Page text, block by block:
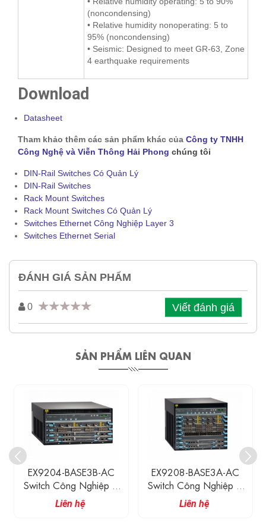
(noncondensing)
• Relative humidity nonoperating: 5 to
95% (noncondensing)
• Seismic: Designed to meet GR-63, Zone
4 earthquake requirements
Download
Datasheet
Tham khảo thêm các sản phẩm khác của Công ty TNHH
Công Nghệ và Viễn Thông Hải Phong chúng tôi
DIN-Rail Switches Có Quản Lý
DIN-Rail Switches
Rack Mount Switches
Rack Mount Switches Có Quản Lý
Switches Ethernet Công Nghiệp Layer 3
Switches Ethernet Serial
ĐÁNH GIÁ SẢN PHẨM
0 Viết đánh giá
SẢN PHẨM LIÊN QUAN
EX9204-BASE3B-AC
Switch Công Nghiệp 4
Slot Chassis
Liên hệ
EX9208-BASE3A-AC
Switch Công Nghiệp 8
Slot Chassis
Liên hệ